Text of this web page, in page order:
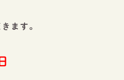
ます。